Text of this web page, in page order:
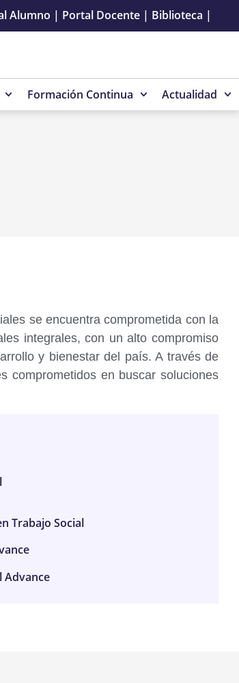
Alumno | Portal Docente | Biblioteca |
Formación Continua Actualidad
se encuentra comprometida con la
integrales, con un alto compromiso
y bienestar del país. A través de
comprometidos en buscar soluciones
Trabajo Social
Advance